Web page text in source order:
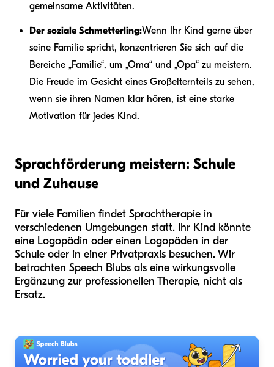
gemeinsame Aktivitäten.
Der soziale Schmetterling:Wenn Ihr Kind gerne über
seine Familie spricht, konzentrieren Sie sich auf die
Bereiche „Familie“, um „Oma“ und „Opa“ zu meistern.
Die Freude im Gesicht eines Großelternteils zu sehen,
wenn sie ihren Namen klar hören, ist eine starke
Motivation für jedes Kind.
Sprachförderung meistern: Schule
und Zuhause
Für viele Familien findet Sprachtherapie in
verschiedenen Umgebungen statt. Ihr Kind könnte
eine Logopädin oder einen Logopäden in der
Schule oder in einer Privatpraxis besuchen. Wir
betrachten Speech Blubs als eine wirkungsvolle
Ergänzung zur professionellen Therapie, nicht als
Ersatz.